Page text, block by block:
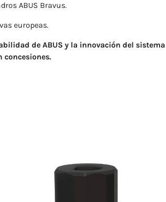
ABUS Bravus.
europeas.
de ABUS y la innovación del sistema
concesiones.